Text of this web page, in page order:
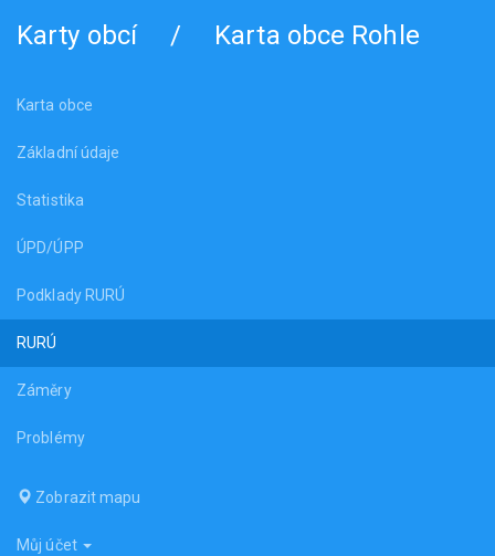
Karty obcí / Karta obce Rohle
Karta obce
Základní údaje
Statistika
ÚPD/ÚPP
Podklady RURÚ
RURÚ
Záměry
Problémy
Zobrazit mapu
Můj účet